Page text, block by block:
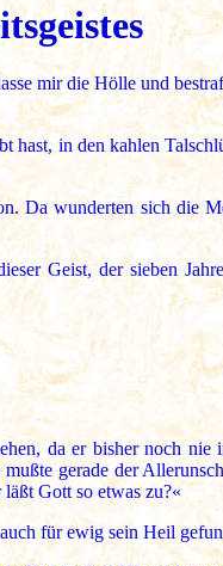
mir die Hölle und
hast, in den kahlen
Da wunderten sich die
Geist, der sieben
da er bisher noch nie
gerade der
Gott so etwas zu?«
für ewig sein Heil